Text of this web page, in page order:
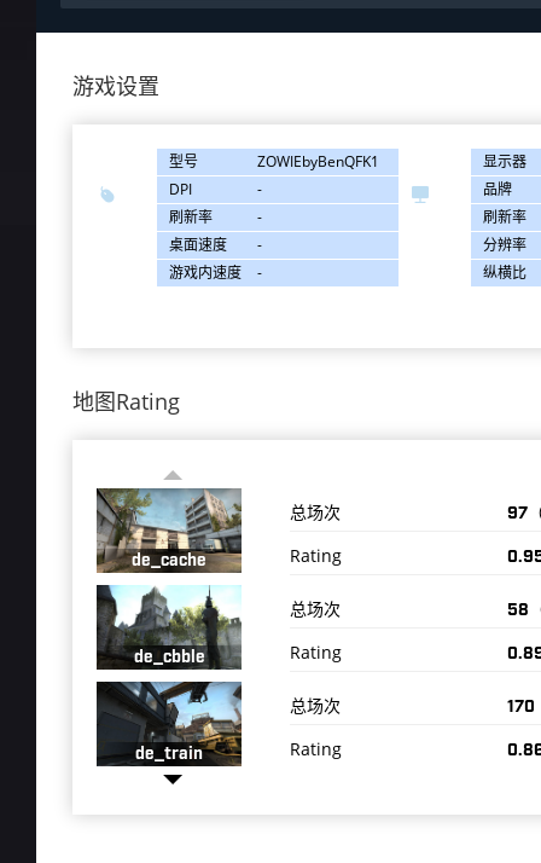
游戏设置

型号
ZOWIEbyBenQFK1
DPI
-
刷新率
-
桌面速度
-
游戏内速度
-

显示器
品牌
刷新率
分辨率
纵横比
地图Rating
de_cache
总场次 97
Rating
de_cbble
总场次 58
Rating
de_train
总场次 170
Rating